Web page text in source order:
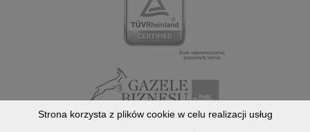
Strona korzysta z plików cookie w celu realizacji usług